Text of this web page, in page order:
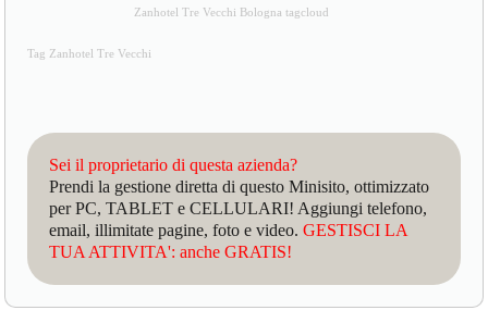
Zanhotel Tre Vecchi Bologna tagcloud
Tag Zanhotel Tre Vecchi
Sei il proprietario di questa azienda?
Prendi la gestione diretta di questo Minisito, ottimizzato
per PC, TABLET e CELLULARI! Aggiungi telefono,
email, illimitate pagine, foto e video.GESTISCI LA
TUA ATTIVITA': anche GRATIS!